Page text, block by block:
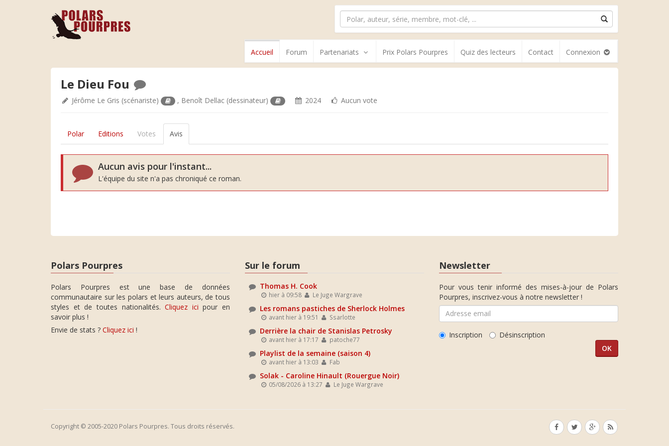
Accueil Forum Partenariats Prix Polars Pourpres Quiz des lecteurs Contact Connexion
Le Dieu Fou
Jérôme Le Gris (scénariste) , Benoît Dellac (dessinateur) 2024 Aucun vote
Polar Editions Votes Avis
Aucun avis pour l'instant...
L'équipe du site n'a pas chroniqué ce roman.
Polars Pourpres
Polars Pourpres est une base de données
communautaire sur les polars et leurs auteurs, de tous
styles et de toutes nationalités.Cliquez ici pour en
savoir plus !
Envie de stats ? Cliquez ici !
Sur le forum
Thomas H. Cook
hier à 09:58 Le Juge Wargrave
Les romans pastiches de Sherlock Holmes
avant hier à 19:51 Ssarlotte
Derrière la chair de Stanislas Petrosky
avant hier à 17:17 patoche77
Playlist de la semaine (saison 4)
avant hier à 13:03 Fab
Solak - Caroline Hinault (Rouergue Noir)
05/08/2026 à 13:27 Le Juge Wargrave
Newsletter
Pour vous tenir informé des mises-à-jour de Polars
Pourpres, inscrivez-vous à notre newsletter !
Inscription Désinscription
Copyright © 2005-2020 Polars Pourpres. Tous droits réservés.